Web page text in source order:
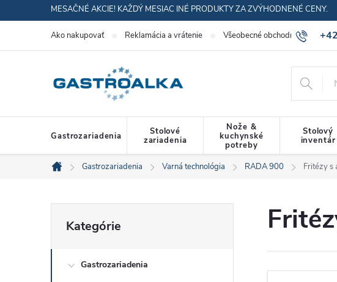
na
MESAČNÉ AKCIE! KAŽDÝ MESIAC INÉ PRODUKTY ZA ZVÝHODNENÉ CENY.
Ako nakupovať Reklamácia a vrátenie Všeobecné obchodné
Gastrozariadenia
Stolové
zariadenia
Nože &
kuchynské
potreby
Stolový
inventár
Domov
Gastrozariadenia Varná technológia RADA 900 Fritézy s
o
kategórie
Kategórie
Gastrozariadenia